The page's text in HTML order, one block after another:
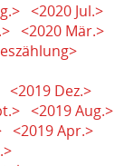
<2020 Jul.>
<2020 Mär.>
<2019 Dez.>
<2019 Aug.>
<2019 Apr.>